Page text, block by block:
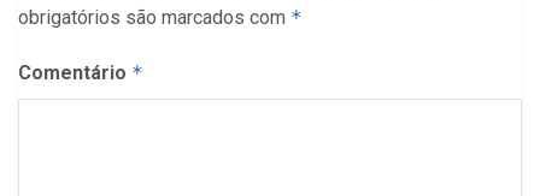
obrigatórios são marcados com *
Comentário *